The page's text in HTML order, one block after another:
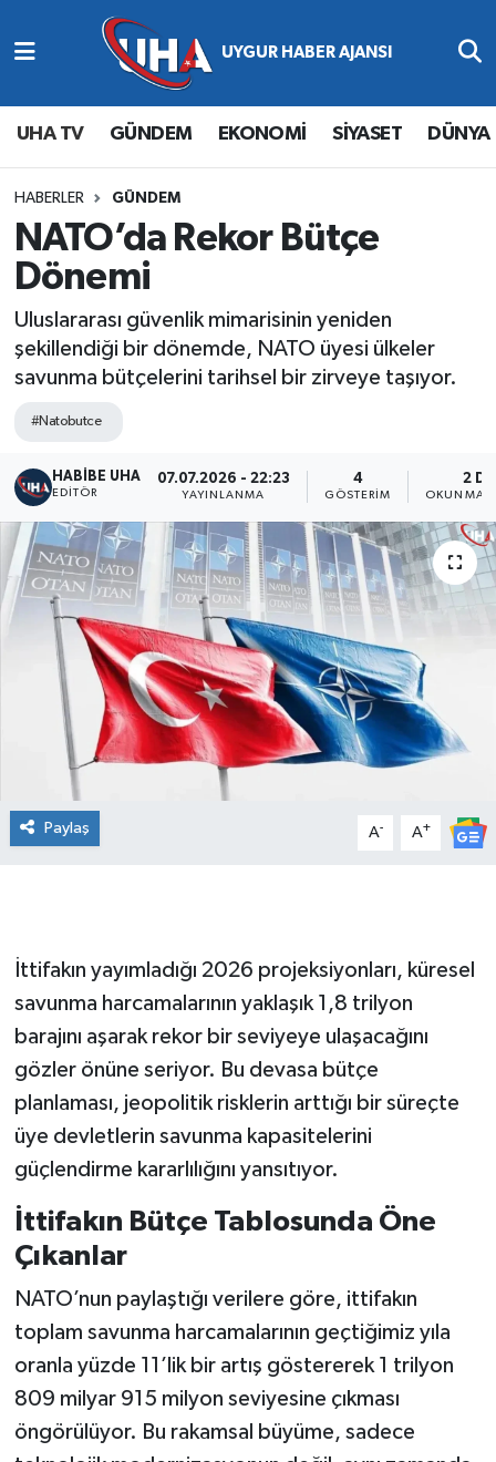
UHA TV GÜNDEM EKONOMİ SİYASET DÜNYA
HABERLER GÜNDEM
NATO’da Rekor Bütçe
Dönemi
Uluslararası güvenlik mimarisinin yeniden
şekillendiği bir dönemde, NATO üyesi ülkeler
savunma bütçelerini tarihsel bir zirveye taşıyor.
#Natobutce
HABİBE UHA
EDITÖR
07.07.2026 - 22:23
YAYINLANMA
4
GÖSTERIM
2 DK
OKUNMA
Paylaş A- A+
İttifakın yayımladığı 2026 projeksiyonları, küresel
savunma harcamalarının yaklaşık 1,8 trilyon
barajını aşarak rekor bir seviyeye ulaşacağını
gözler önüne seriyor. Bu devasa bütçe
planlaması, jeopolitik risklerin arttığı bir süreçte
üye devletlerin savunma kapasitelerini
güçlendirme kararlılığını yansıtıyor.
İttifakın Bütçe Tablosunda Öne
Çıkanlar
NATO’nun paylaştığı verilere göre, ittifakın
toplam savunma harcamalarının geçtiğimiz yıla
oranla yüzde 11’lik bir artış göstererek 1 trilyon
809 milyar 915 milyon seviyesine çıkması
öngörülüyor. Bu rakamsal büyüme, sadece
Abone Ol
Gündem
Ekonomi
Magazin
Spor
Yaşam
Nöbetçi Eczaneler
Hava Durumu
Namaz Vakitleri
Trafik Durumu
Süper Lig Puan Durumu ve Fikstür
Tüm Manşetler
Son Dakika Haberleri
Haber Arşivi